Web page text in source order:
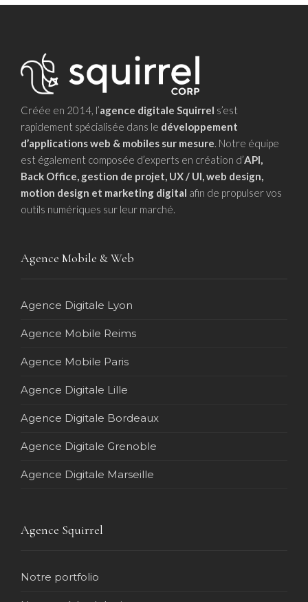
Créée en 2014, l’agence digitale Squirrel s’est
rapidement spécialisée dans le développement
d’applications web & mobiles sur mesure. Notre équipe
est également composée d’experts en création d’API,
Back Office, gestion de projet, UX / UI, web design,
motion design et marketing digital afin de propulser vos
outils numériques sur leur marché.
Agence Mobile & Web
Agence Digitale Lyon
Agence Mobile Reims
Agence Mobile Paris
Agence Digitale Lille
Agence Digitale Bordeaux
Agence Digitale Grenoble
Agence Digitale Marseille
Agence Squirrel
Notre portfolio